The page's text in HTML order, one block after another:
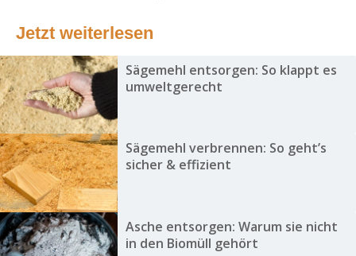
Jetzt weiterlesen
Sägemehl entsorgen: So klappt es
umweltgerecht
Sägemehl verbrennen: So geht’s
sicher & effizient
Asche entsorgen: Warum sie nicht
in den Biomüll gehört